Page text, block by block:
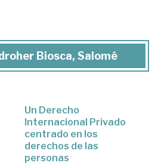
Biosca, Salomé
Un Derecho
Internacional Privado
centrado en los
derechos de las
personas